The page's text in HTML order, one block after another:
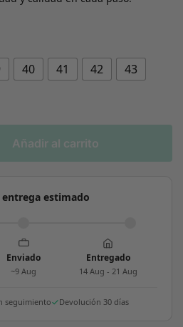
40 41 42
43
Añadir al carrito
entrega estimado
Enviado
~9 Aug
Entregado
14 Aug - 21 Aug
seguimiento Devolución 30 días